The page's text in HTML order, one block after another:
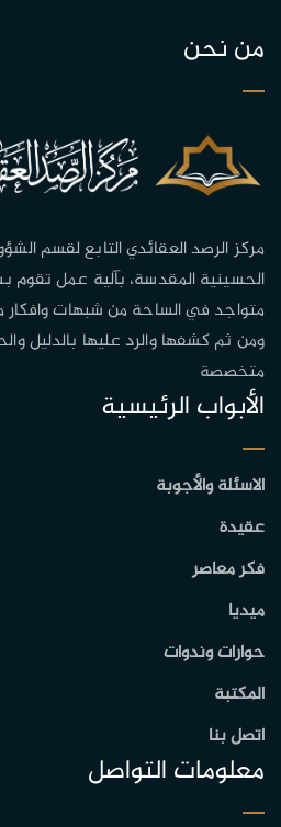
من نحن
مركز الرصد العقائدي التابع لقسم
الحسينية المقدسة، بآلية عمل
متواجد في الساحة من شبهات
ومن ثم كشفها والرد عليها بالدليل
متخصصة
الأبواب الرئيسية
الاسئلة والأجوبة
عقيدة
فكر معاصر
ميديا
حوارات وندوات
المكتبة
اتصل بنا
معلومات التواصل